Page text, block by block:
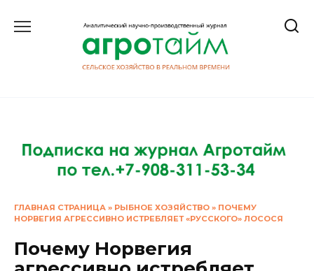
ГЛАВНАЯ СТРАНИЦА » РЫБНОЕ ХОЗЯЙСТВО » ПОЧЕМУ
НОРВЕГИЯ АГРЕССИВНО ИСТРЕБЛЯЕТ «РУССКОГО» ЛОСОСЯ
Почему Норвегия